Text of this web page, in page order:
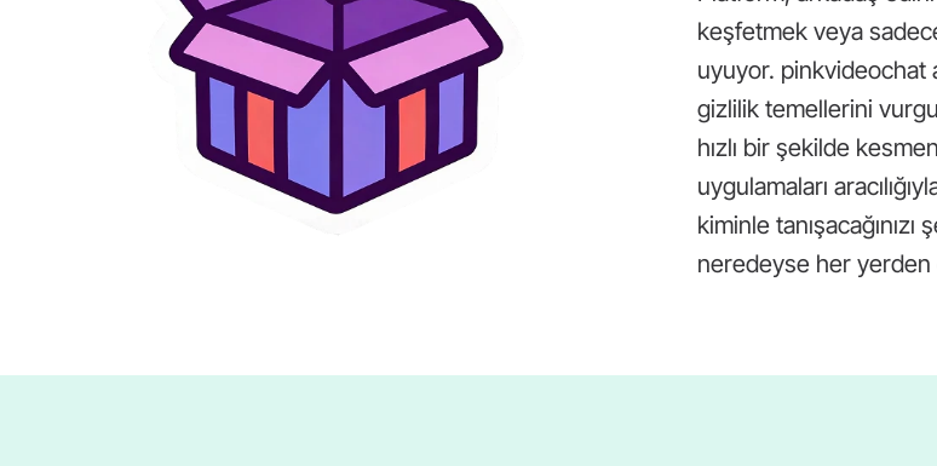
keşfetmek veya
uyuyor. pinkvideochat
gizlilik temellerini
hızlı bir şekilde
uygulamaları
kiminle
neredeyse her yerden